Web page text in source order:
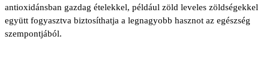
antioxidánsban gazdag ételekkel, például zöld leveles zöldségekkel
együtt fogyasztva biztosíthatja a legnagyobb hasznot az egészség
szempontjából.